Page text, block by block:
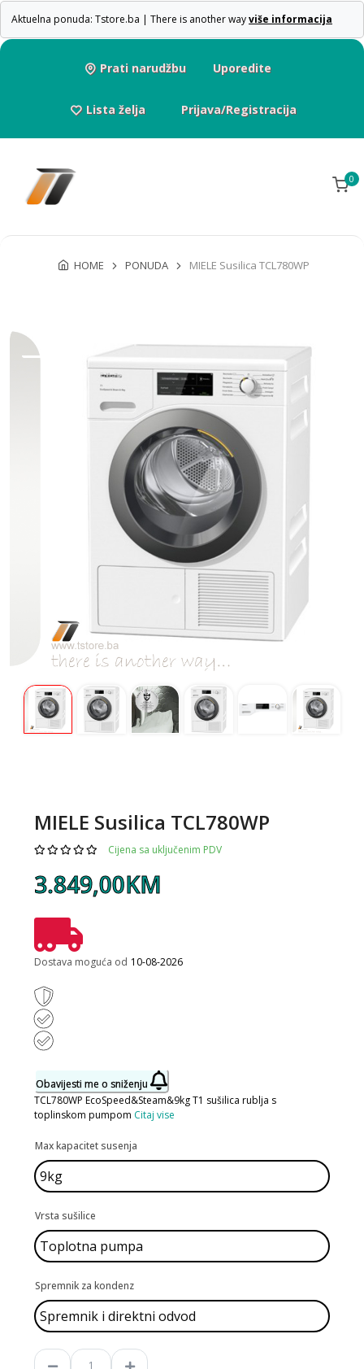
Aktuelna ponuda: Tstore.ba | There is another wayviše informacija
Prati narudžbu Uporedite
Lista želja Prijava/Registracija
0
HOME PONUDA MIELE Susilica TCL780WP
MIELE Susilica TCL780WP
Cijena sa uključenim PDV
3.849,00KM
Dostava moguća od 10-08-2026
Obavijesti me o sniženju
TCL780WP EcoSpeed&Steam&9kg T1 sušilica rublja s
toplinskom pumpom Citaj vise
Max kapacitet susenja
Vrsta sušilice
Spremnik za kondenz